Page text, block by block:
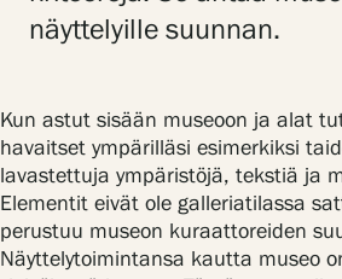
Yhteystiedot
Serlachius Taidesauna
Serlachius Art & Sauna Express
Medialle
näyttelyille suunnan.
Kun astut sisään museoon ja alat
havaitset ympärilläsi esimerkiksi
lavastettuja ympäristöjä, tekstiä ja
Elementit eivät ole galleriatilassa
perustuu museon kuraattoreiden
Näyttelytoimintansa kautta museo